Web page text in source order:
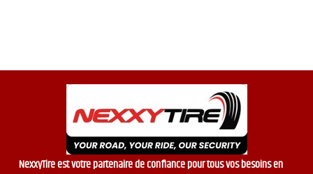
NexxyTire est votre partenaire de confiance pour tous vos besoins en